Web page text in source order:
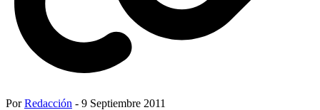
PorRedacción - 9 Septiembre 2011